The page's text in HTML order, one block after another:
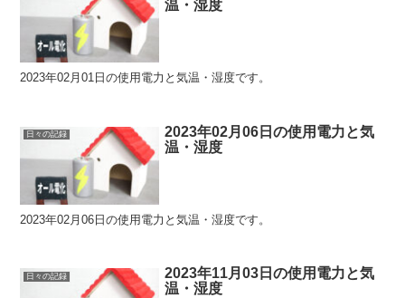
温・湿度
2023年02月01日の使用電力と気温・湿度です。
日々の記録
2023年02月06日の使用電力と気
温・湿度
2023年02月06日の使用電力と気温・湿度です。
日々の記録
2023年11月03日の使用電力と気
温・湿度